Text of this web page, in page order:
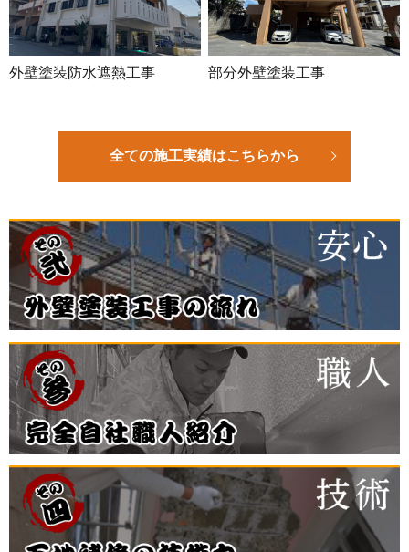
外壁塗装防水遮熱工事 部分外壁塗装工事
全ての施工実績はこちらから